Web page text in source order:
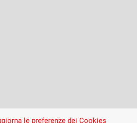
le preferenze dei Cookies